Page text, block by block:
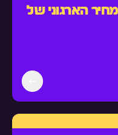
הארגוני של